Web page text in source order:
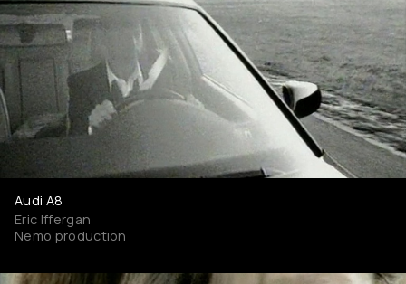
Audi A8
Eric Iffergan
Nemo production